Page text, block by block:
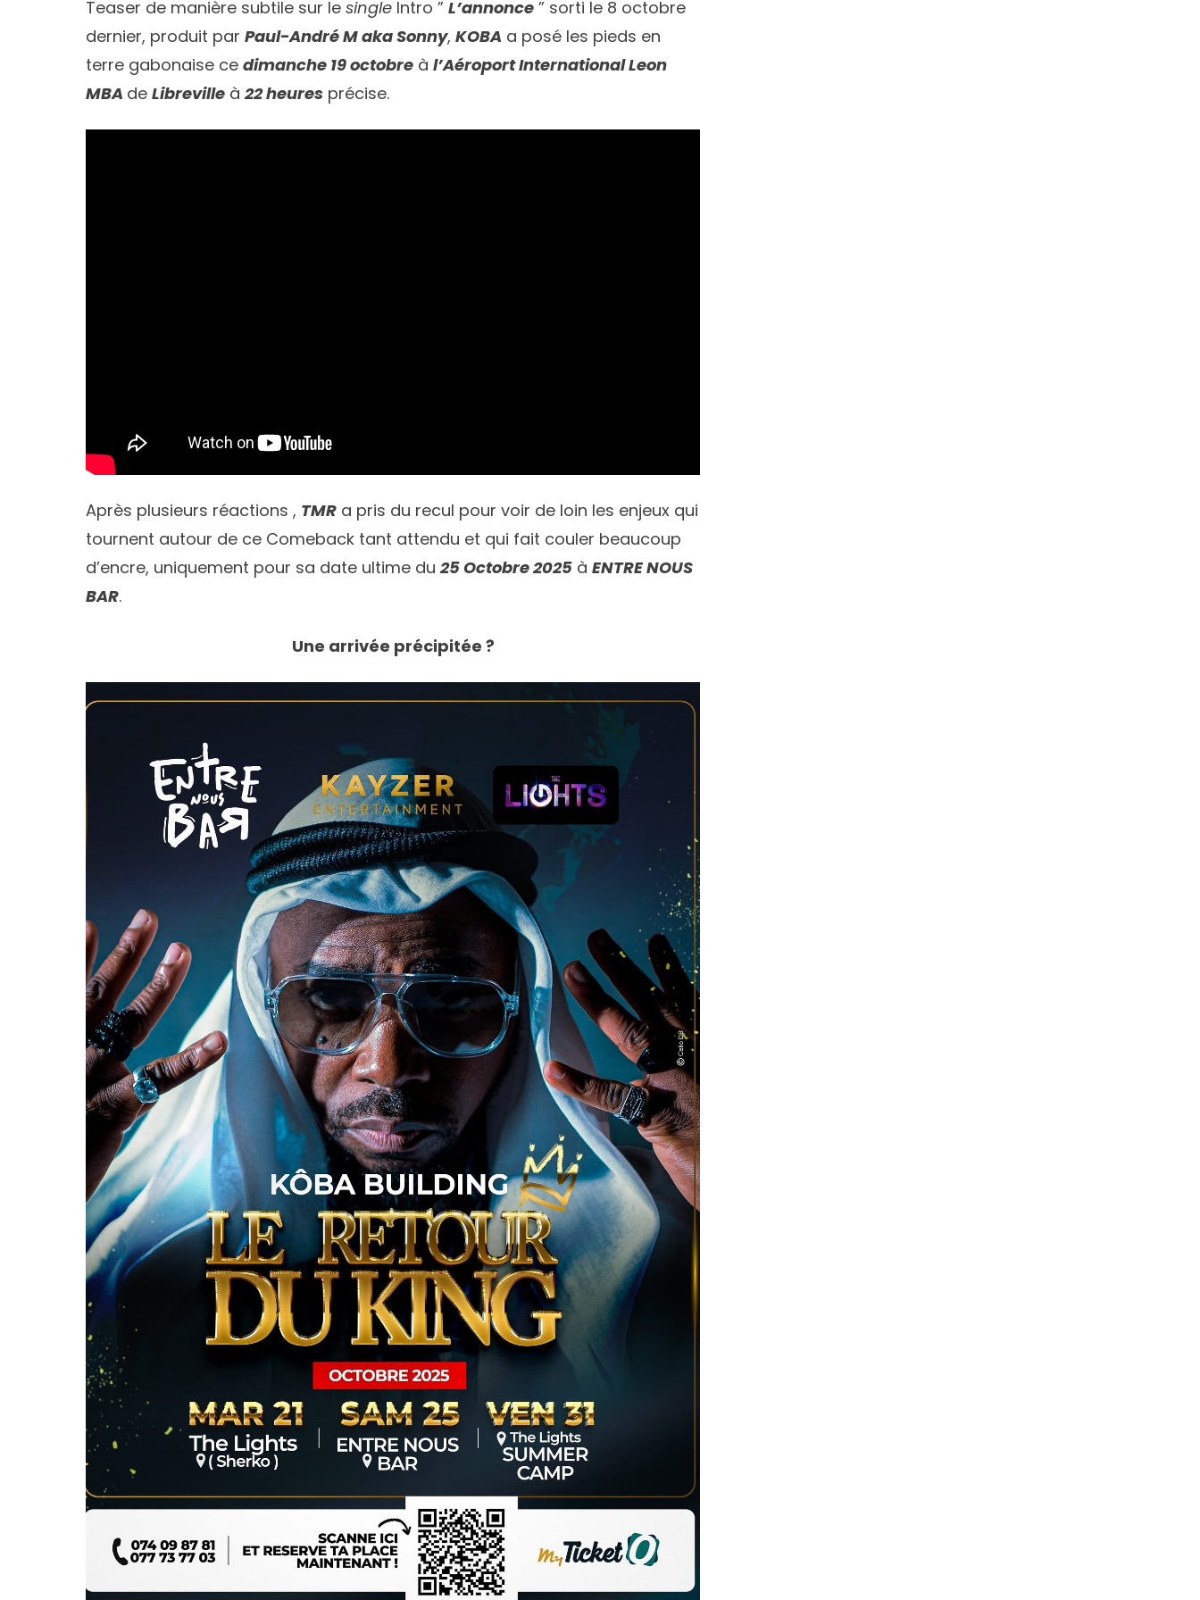
Teaser de manière subtile sur le single Intro ” L’annonce ” sorti le 8 octobre
dernier, produit par Paul-André M aka Sonny, KOBA a posé les pieds en
terre gabonaise ce dimanche 19 octobre à l’Aéroport International Leon
MBA de Libreville à 22 heures précise.
Après plusieurs réactions , TMR a pris du recul pour voir de loin les enjeux qui
tournent autour de ce Comeback tant attendu et qui fait couler beaucoup
d’encre, uniquement pour sa date ultime du 25 Octobre 2025 à ENTRE NOUS
BAR.
Une arrivée précipitée ?